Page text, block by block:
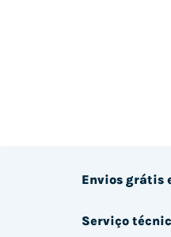
Envios grátis
Serviço